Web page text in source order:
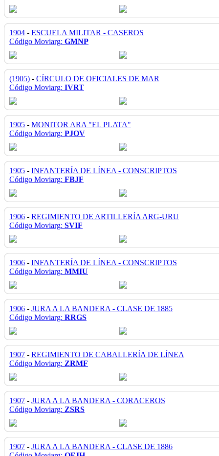
1904 - ESCUELA MILITAR - CASEROS
Código Moviarg: GMNP
(1905) - CÍRCULO DE OFICIALES DE MAR
Código Moviarg: IVRT
1905 - MONITOR ARA "EL PLATA"
Código Moviarg: PJOV
1905 - INFANTERÍA DE LÍNEA - CONSCRIPTOS
Código Moviarg: FBJF
1906 - REGIMIENTO DE ARTILLERÍA ARG-URU
Código Moviarg: SVIF
1906 - INFANTERÍA DE LÍNEA - CONSCRIPTOS
Código Moviarg: MMIU
1906 - JURA A LA BANDERA - CLASE DE 1885
Código Moviarg: RRGS
1907 - REGIMIENTO DE CABALLERÍA DE LÍNEA
Código Moviarg: ZRMF
1907 - JURA A LA BANDERA - CORACEROS
Código Moviarg: ZSRS
1907 - JURA A LA BANDERA - CLASE DE 1886